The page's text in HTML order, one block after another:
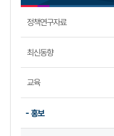
정책연구자료
최신동향
교육
홍보